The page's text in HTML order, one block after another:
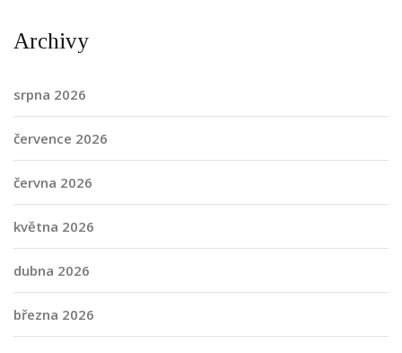
Archivy
srpna 2026
července 2026
června 2026
května 2026
dubna 2026
března 2026